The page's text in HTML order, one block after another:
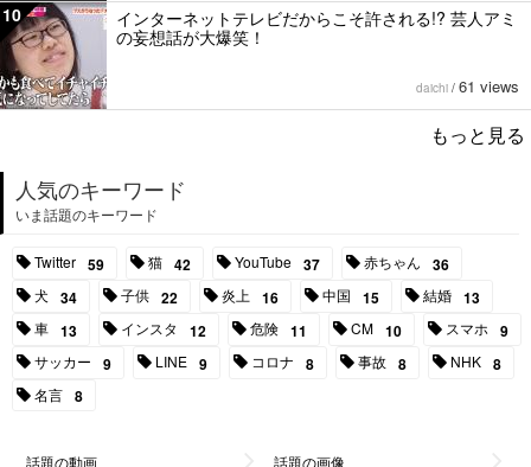
10
インターネットテレビだからこそ許される!? 芸人アミ
の妄想話が大爆笑！
daichi / 61 views
もっと見る
人気のキーワード
いま話題のキーワード
Twitter 59 猫 42 YouTube 37 赤ちゃん 36
犬 34 子供 22 炎上 16 中国 15 結婚 13
車 13 インスタ 12 危険 11 CM 10 スマホ 9
サッカー 9 LINE 9 コロナ 8 事故 8 NHK 8
名言 8
話題の動画 話題の画像